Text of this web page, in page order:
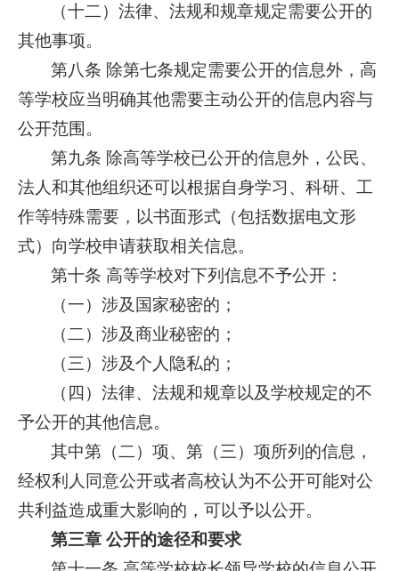
（十二）法律、法规和规章规定需要公开的
其他事项。
第八条 除第七条规定需要公开的信息外，高
等学校应当明确其他需要主动公开的信息内容与
公开范围。
第九条 除高等学校已公开的信息外，公民、
法人和其他组织还可以根据自身学习、科研、工
作等特殊需要，以书面形式（包括数据电文形
式）向学校申请获取相关信息。
第十条 高等学校对下列信息不予公开：
（一）涉及国家秘密的；
（二）涉及商业秘密的；
（三）涉及个人隐私的；
（四）法律、法规和规章以及学校规定的不
予公开的其他信息。
其中第（二）项、第（三）项所列的信息，
经权利人同意公开或者高校认为不公开可能对公
共利益造成重大影响的，可以予以公开。
第三章 公开的途径和要求